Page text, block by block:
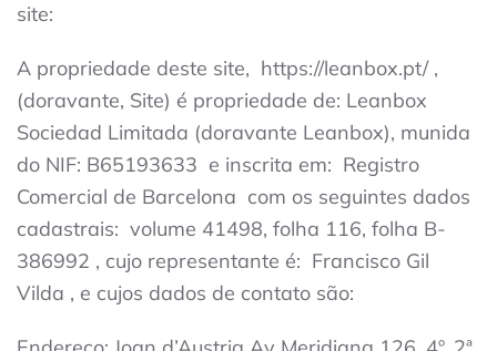
site:
A propriedade deste site, https://leanbox.pt/,
(doravante, Site) é propriedade de: Leanbox
Sociedad Limitada (doravante Leanbox), munida
do NIF: B65193633 e inscrita em: Registro
Comercial de Barcelona com os seguintes dados
cadastrais: volume 41498, folha 116, folha B-
386992 , cujo representante é: Francisco Gil
Vilda , e cujos dados de contato são: